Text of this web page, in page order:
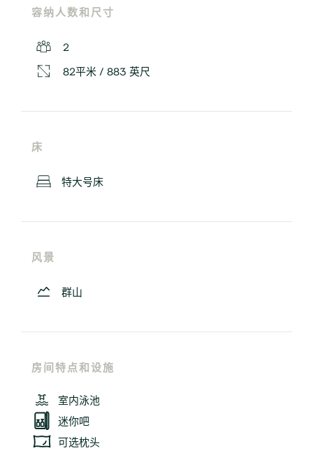
容纳人数和尺寸
2
82平米 / 883 英尺
床
特大号床
风景
群山
房间特点和设施
室内泳池
迷你吧
可选枕头